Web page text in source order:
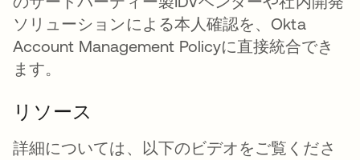
ソリューションによる本人確認を、Okta
Account Management Policyに直接統合でき
ます。
リソース
詳細については、以下のビデオをご覧くださ